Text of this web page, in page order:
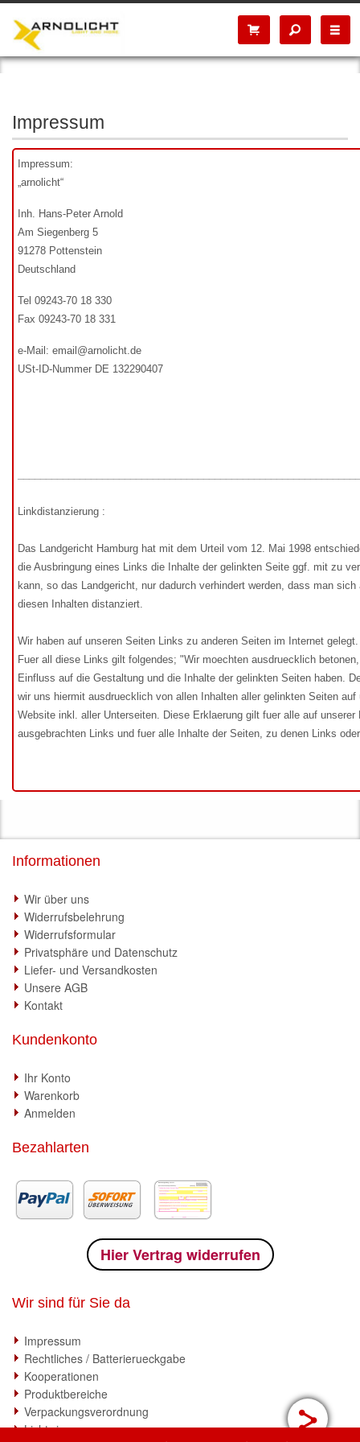
Impressum
Impressum:
„arnolicht“
Inh. Hans-Peter Arnold
Am Siegenberg 5
91278 Pottenstein
Deutschland
Tel 09243-70 18 330
Fax 09243-70 18 331
e-Mail: email@arnolicht.de
USt-ID-Nummer DE 132290407
Linkdistanzierung :
Das Landgericht Hamburg hat mit dem Urteil vom 12. Mai 1998
die Ausbringung eines Links die Inhalte der gelinkten Seite ggf. mit zu
kann, so das Landgericht, nur dadurch verhindert werden, dass man
diesen Inhalten distanziert.
Wir haben auf unseren Seiten Links zu anderen Seiten im Internet gelegt.
Fuer all diese Links gilt folgendes; "Wir moechten ausdruecklich
Einfluss auf die Gestaltung und die Inhalte der gelinkten Seiten haben.
wir uns hiermit ausdruecklich von allen Inhalten aller gelinkten Seiten auf
Website inkl. aller Unterseiten. Diese Erklaerung gilt fuer alle auf unserer
ausgebrachten Links und fuer alle Inhalte der Seiten, zu denen Links
Informationen
Wir über uns
Widerrufsbelehrung
Widerrufsformular
Privatsphäre und Datenschutz
Liefer- und Versandkosten
Unsere AGB
Kontakt
Kundenkonto
Ihr Konto
Warenkorb
Anmelden
Bezahlarten
Hier Vertrag widerrufen
Wir sind für Sie da
Impressum
Rechtliches / Batterierueckgabe
Kooperationen
Produktbereiche
Verpackungsverordnung
Lichtwissen